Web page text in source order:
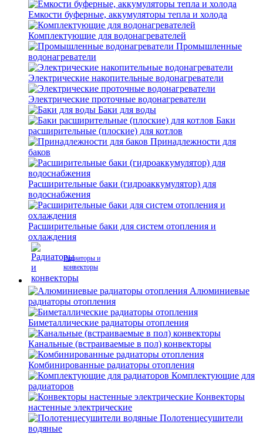
Емкости буферные, аккумуляторы тепла и холода
Комплектующие для водонагревателей
Промышленные
водонагреватели
Электрические накопительные водонагреватели
Электрические проточные водонагреватели
Баки для воды
Баки
расширительные (плоские) для котлов
Принадлежности для
баков
Расширительные баки (гидроаккумулятор) для
водоснабжения
Расширительные баки для систем отопления и
охлаждения
Радиаторы и
конвекторы
Алюминиевые
радиаторы отопления
Биметаллические радиаторы отопления
Канальные (встраиваемые в пол) конвекторы
Комбинированные радиаторы отопления
Комплектующие для
радиаторов
Конвекторы
настенные электрические
Полотенцесушители
водяные